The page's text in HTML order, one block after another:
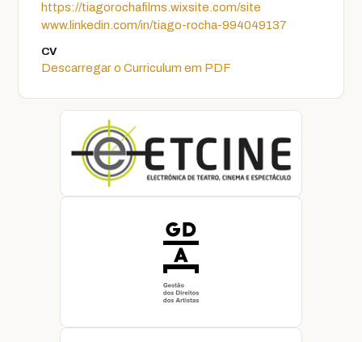
https://tiagorochafilms.wixsite.com/site
www.linkedin.com/in/tiago-rocha-994049137
CV
Descarregar o Curriculum em PDF